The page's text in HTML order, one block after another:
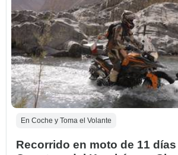
En Coche y Toma el Volante
Recorrido en moto de 11